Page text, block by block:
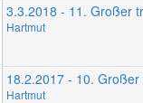
3.3.2018 - 11. Großer
Hartmut
18.2.2017 - 10.
Hartmut